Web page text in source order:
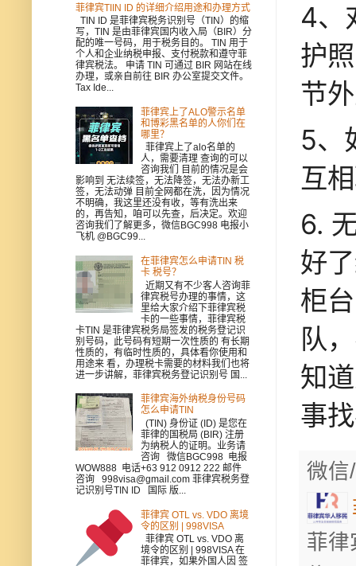
4、
护
节
5、
互
6.
好
柜
队
知
事
微
菲律
菲律宾TIIN ID 的详细介绍用途和办理方式
TIN ID 是菲律宾税务识别号（TIN）的缩
写，TIN 是由菲律宾国内收入局（BIR）分
配的唯一号码，用于税务目的。 TIN 用于
个人和企业纳税申报、支付税款和遵守菲
律宾税法。 申请 TIN 可通过 BIR 网站在线
办理，或亲自前往 BIR 办公室提交文件。
Tax Ide...
菲律宾上了ALO警示名单
和博彩黑名单的人你们在
哪里？
菲律宾上了alo名单的
人，需要清理 查询的可以
咨询我们 目前的情况是会
影响到 无法续签，无法降签，无法办新工
签，无法动弹 目前全网都在洗，因为情况
不明确，我这里还没有收，等有洗出来
的，再告知，咱可以先查，后决定。欢迎
咨询我们了解更多，微信BGC998 电报小
飞机 @BGC99...
在菲律宾怎么申请TIN 税
卡 税号？
近期又有不少客人咨询菲
律宾税号办理的事情，这
里给大家介绍下菲律宾税
卡的一些事情，菲律宾税
卡TIN 是菲律宾税务局签发的税务登记识
别号码，此号码有短期一次性质的 有长期
性质的，有临时性质的，具体看你使用和
用途来 看，办理税卡需要的材料我们也将
进一步讲解，菲律宾税务登记识别号 国...
菲律宾海外纳税身份号码
怎么申请TIN
(TIN) 身份证 (ID) 是您在
菲律的国税局 (BIR) 注册
为纳税人的证明。业务请
咨询 微信BGC998 电报
WOW888 电话+63 912 0912 222 邮件
咨询 998visa@gmail.com 菲律宾税务登
记识别号TIN ID 国际 版...
菲律宾 OTL vs. VDO 离境
令的区别 | 998VISA
菲律宾 OTL vs. VDO 离
境令的区别 | 998VISA 在
菲律宾，如果外国人因 签